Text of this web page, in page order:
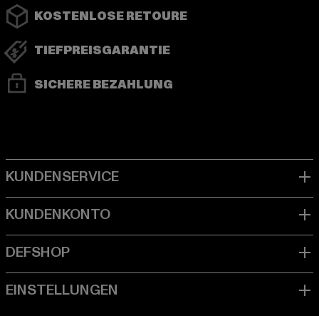
KOSTENLOSE RETOURE
TIEFPREISGARANTIE
SICHERE BEZAHLUNG